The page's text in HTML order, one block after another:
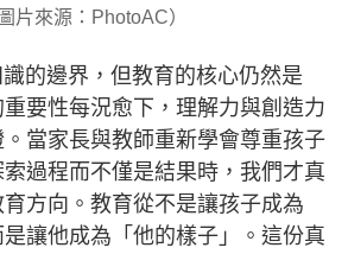
圖片來源：PhotoAC）
的邊界，但教育的核心仍然是
要性每況愈下，理解力與創造力
當家長與教師重新學會尊重孩子
過程而不僅是結果時，我們才真
方向。教育從不是讓孩子成為
是讓他成為「他的樣子」。這份真